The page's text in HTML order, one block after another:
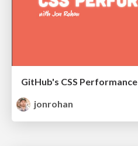
GitHub's CSS Performance
jonrohan